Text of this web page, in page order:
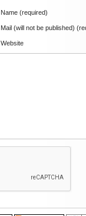
Name (required)
Mail (will not be published)
Website